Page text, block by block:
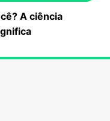
A ciência